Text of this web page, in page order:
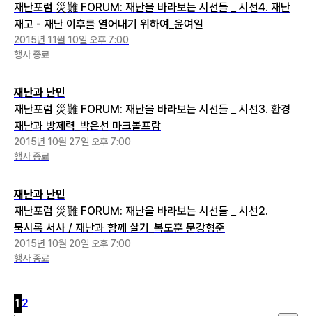
재난포럼 災難 FORUM: 재난을 바라보는 시선들 _ 시선4. 재난
재고 - 재난 이후를 열어내기 위하여_윤여일
2015년 11월 10일 오후 7:00
행사 종료
재난과 난민
재난포럼 災難 FORUM: 재난을 바라보는 시선들 _ 시선3. 환경
재난과 방제력_박은선 마크볼프람
2015년 10월 27일 오후 7:00
행사 종료
재난과 난민
재난포럼 災難 FORUM: 재난을 바라보는 시선들 _ 시선2.
묵시록 서사 / 재난과 함께 살기_복도훈 문강형준
2015년 10월 20일 오후 7:00
행사 종료
1 2